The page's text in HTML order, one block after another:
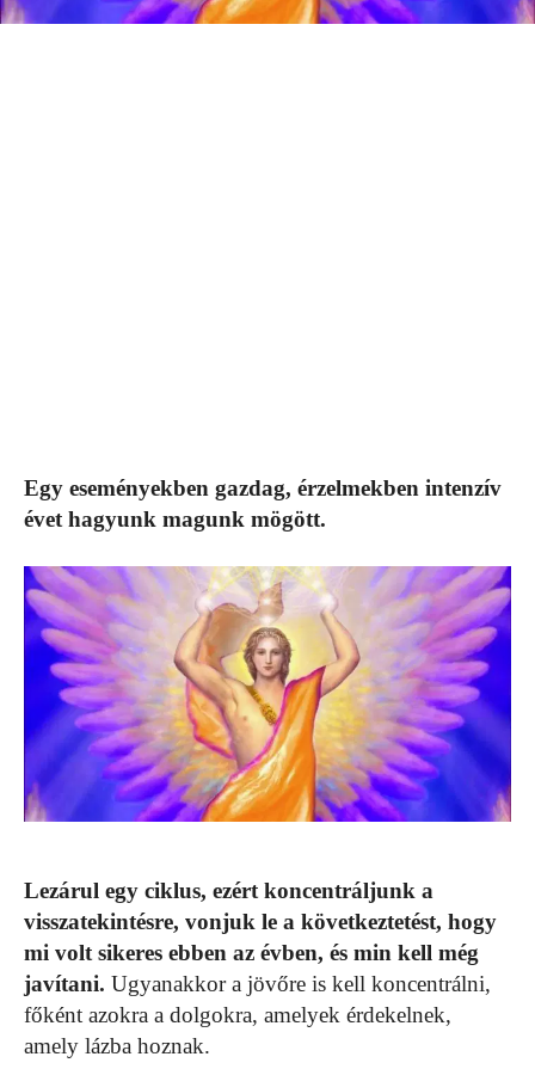
Egy eseményekben gazdag, érzelmekben intenzív
évet hagyunk magunk mögött.
Lezárul egy ciklus, ezért koncentráljunk a
visszatekintésre, vonjuk le a következtetést, hogy
mi volt sikeres ebben az évben, és min kell még
javítani. Ugyanakkor a jövőre is kell koncentrálni,
főként azokra a dolgokra, amelyek érdekelnek,
amely lázba hoznak.